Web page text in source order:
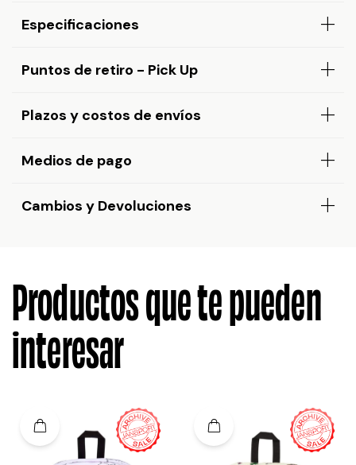
Especificaciones
Puntos de retiro - Pick Up
Plazos y costos de envíos
Medios de pago
Cambios y Devoluciones
Productos que te pueden
interesar